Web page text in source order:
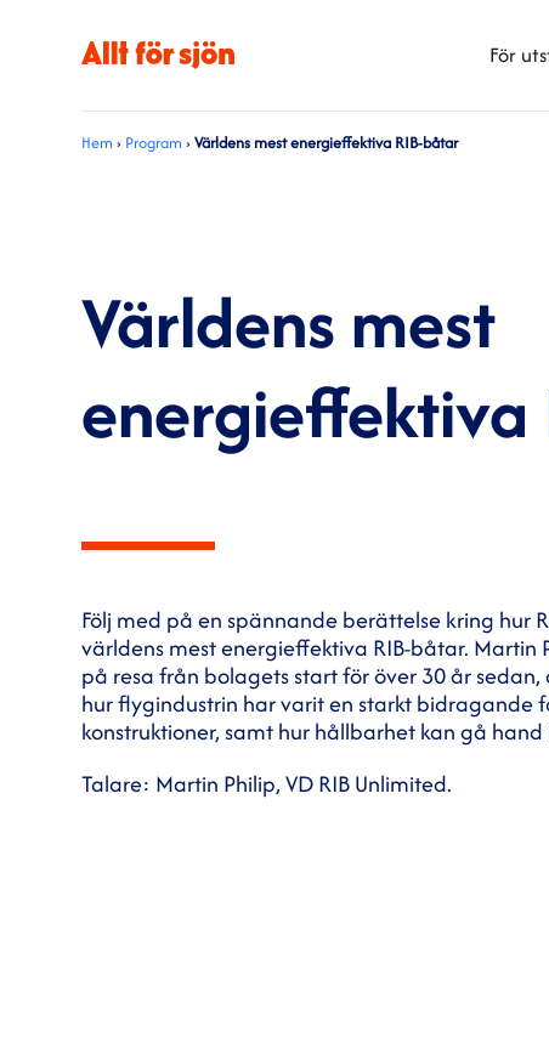
För
Hem › Program ›Världens mest energieffektiva RIB-båtar
Världens mest
energieffektiva
Följ med på en spännande berättelse kring hur
världens mest energieffektiva RIB-båtar. Martin
på resa från bolagets start för över 30 år
hur flygindustrin har varit en starkt bidragande
konstruktioner, samt hur hållbarhet kan gå
Talare: Martin Philip, VD RIB Unlimited.